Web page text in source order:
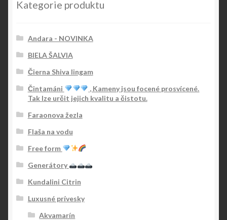
Kategorie produktu
Andara - NOVINKA
BIELA ŠALVIA
Čierna Shiva lingam
Čintamáni
, Kameny jsou focené prosvícené.
Tak lze určit jejich kvalitu a čistotu.
Faraonova žezla
Flaša na vodu
Free form
Generátory
Kundalini Citrin
Luxusné prívesky
Akvamarín